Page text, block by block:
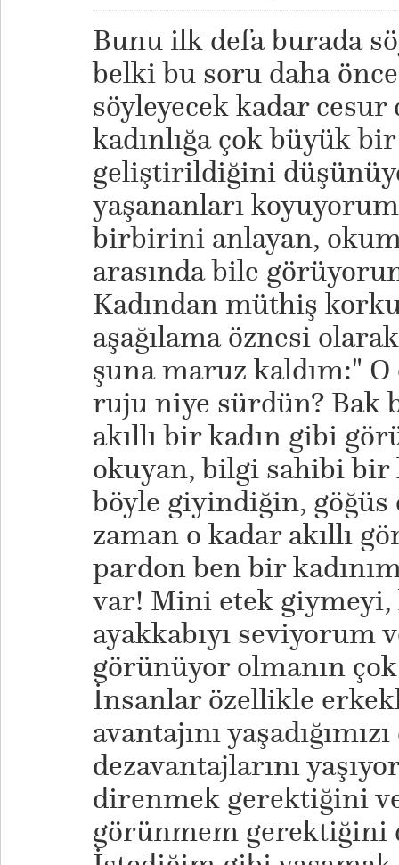
Bunu ilk defa burada
belki bu soru daha
söyleyecek kadar
kadınlığa çok büyük
geliştirildiğini
yaşananları
birbirini anlayan,
arasında bile
Kadından müthiş
aşağılama öznesi
şuna maruz kaldım:"
ruju niye sürdün? Bak
akıllı bir kadın gibi
okuyan, bilgi sahibi bir
böyle giyindiğin, göğüs
zaman o kadar akıllı
pardon ben bir
var! Mini etek giymeyi,
ayakkabıyı seviyorum
görünüyor olmanın çok
İnsanlar özellikle
avantajını
dezavantajlarını
direnmek gerektiğini
görünmem gerektiğini